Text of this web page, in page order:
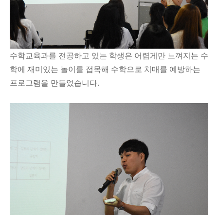
수학교육과를 전공하고 있는 학생은 어렵게만 느껴지는 수
학에 재미있는 놀이를 접목해 수학으로 치매를 예방하는
프로그램을 만들었습니다.